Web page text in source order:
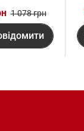
1 078 грн